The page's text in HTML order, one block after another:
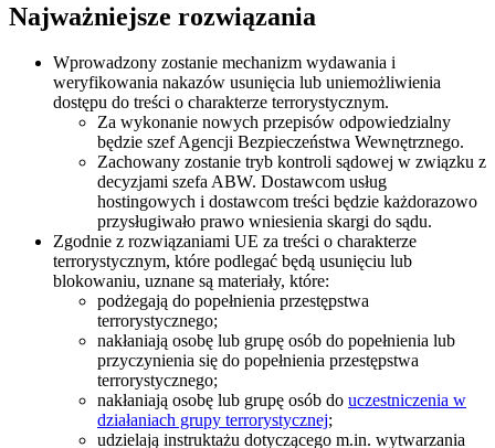
Najważniejsze rozwiązania
Wprowadzony zostanie mechanizm wydawania i
weryfikowania nakazów usunięcia lub uniemożliwienia
dostępu do treści o charakterze terrorystycznym.
Za wykonanie nowych przepisów odpowiedzialny
będzie szef Agencji Bezpieczeństwa Wewnętrznego.
Zachowany zostanie tryb kontroli sądowej w związku z
decyzjami szefa ABW. Dostawcom usług
hostingowych i dostawcom treści będzie każdorazowo
przysługiwało prawo wniesienia skargi do sądu.
Zgodnie z rozwiązaniami UE za treści o charakterze
terrorystycznym, które podlegać będą usunięciu lub
blokowaniu, uznane są materiały, które:
podżegają do popełnienia przestępstwa
terrorystycznego;
nakłaniają osobę lub grupę osób do popełnienia lub
przyczynienia się do popełnienia przestępstwa
terrorystycznego;
nakłaniają osobę lub grupę osób do uczestniczenia w
działaniach grupy terrorystycznej;
udzielają instruktażu dotyczącego m.in. wytwarzania